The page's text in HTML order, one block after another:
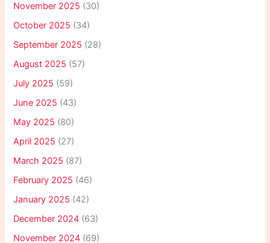
November 2025 (30)
October 2025 (34)
September 2025 (28)
August 2025 (57)
July 2025 (59)
June 2025 (43)
May 2025 (80)
April 2025 (27)
March 2025 (87)
February 2025 (46)
January 2025 (42)
December 2024 (63)
November 2024 (69)